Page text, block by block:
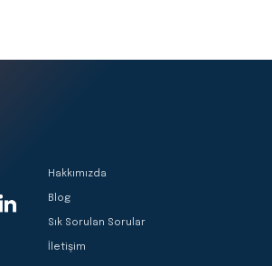
Hakkımızda
Blog
Sık Sorulan Sorular
İletişim